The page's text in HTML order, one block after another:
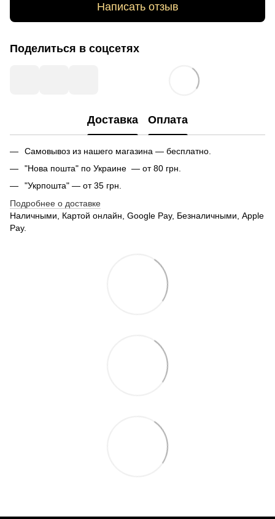
Написать отзыв
Поделиться в соцсетях
Доставка Оплата
Самовывоз из нашего магазина — бесплатно.
"Нова пошта" по Украине — от 80 грн.
"Укрпошта" — от 35 грн.
Подробнее о доставке
Наличными, Картой онлайн, Google Pay, Безналичными, Apple
Pay.